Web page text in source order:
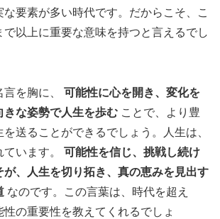
要素が多い時代です。だからこそ、こ
以上に重要な意味を持つと言えるでし
を胸に、 可能性に心を開き、変化を
きな姿勢で人生を歩む ことで、より豊
送ることができるでしょう。人生は、
います。 可能性を信じ、挑戦し続け
が、人生を切り拓き、真の恵みを見出す
なのです。この言葉は、時代を超え
の重要性を教えてくれるでしょ